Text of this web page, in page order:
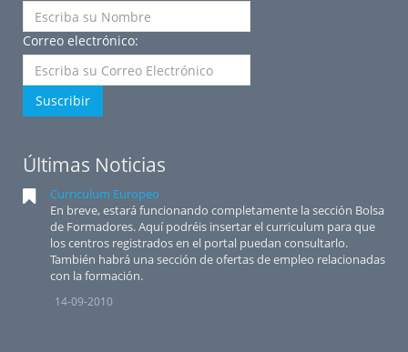
Correo electrónico:
Suscribir
Últimas Noticias
Curriculum Europeo
En breve, estará funcionando completamente la sección Bolsa
de Formadores. Aquí podréis insertar el curriculum para que
los centros registrados en el portal puedan consultarlo.
También habrá una sección de ofertas de empleo relacionadas
con la formación.
14-09-2010